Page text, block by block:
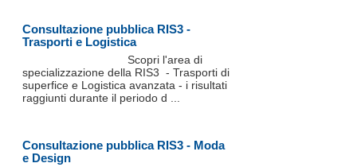
Consultazione pubblica RIS3 -
Trasporti e Logistica
Scopri l'area di
specializzazione della RIS3 - Trasporti di
superfice e Logistica avanzata - i risultati
raggiunti durante il periodo d ...
Consultazione pubblica RIS3 - Moda
e Design